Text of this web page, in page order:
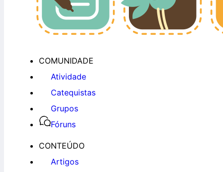
COMUNIDADE
Atividade
Catequistas
Grupos
Fóruns
CONTEÚDO
Artigos